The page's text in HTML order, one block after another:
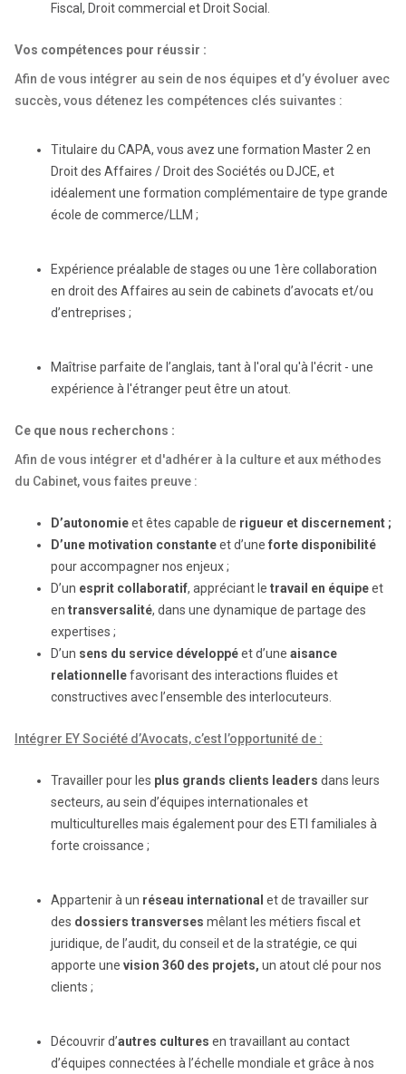
Fiscal, Droit commercial et Droit Social.
Vos compétences pour réussir :
Afin de vous intégrer au sein de nos équipes et d’y évoluer avec
succès, vous détenez les compétences clés suivantes :
Titulaire du CAPA, vous avez une formation Master 2 en
Droit des Affaires / Droit des Sociétés ou DJCE, et
idéalement une formation complémentaire de type grande
école de commerce/LLM ;
Expérience préalable de stages ou une 1ère collaboration
en droit des Affaires au sein de cabinets d’avocats et/ou
d’entreprises ;
Maîtrise parfaite de l’anglais, tant à l'oral qu'à l'écrit - une
expérience à l'étranger peut être un atout.
Ce que nous recherchons :
Afin de vous intégrer et d'adhérer à la culture et aux méthodes
du Cabinet, vous faites preuve :
D’autonomieet êtes capable de rigueur et discernement ;
D’une motivation constanteet d’une forte disponibilité
pour accompagner nos enjeux ;
D’un esprit collaboratif, appréciant le travail en équipeet
en transversalité, dans une dynamique de partage des
expertises ;
D’un sens du service développéet d’une aisance
relationnellefavorisant des interactions fluides et
constructives avec l’ensemble des interlocuteurs.
Intégrer EY Société d’Avocats, c’est l’opportunité de :
Travailler pour les plus grands clients leaders dans leurs
secteurs, au sein d’équipes internationales et
multiculturelles mais également pour des ETI familiales à
forte croissance ;
Appartenir à un réseau international et de travailler sur
des dossiers transverses mêlant les métiers fiscal et
juridique, de l’audit, du conseil et de la stratégie, ce qui
apporte une vision 360 des projets, un atout clé pour nos
clients ;
Découvrir d’autres cultures en travaillant au contact
d’équipes connectées à l’échelle mondiale et grâce à nos